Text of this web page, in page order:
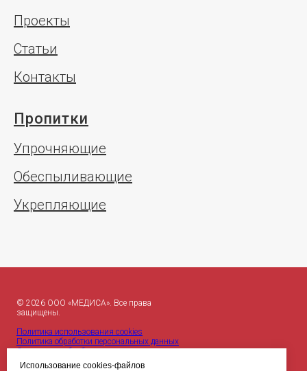
Использование cookies-файлов
Проекты
Статьи
Контакты
Пропитки
Упрочняющие
Обеспыливающие
Укрепляющие
© 2026 ООО «МЕДИСА». Все права
защищены.
Политика использования cookies
Политика обработки персональных данных
Согласие на обработку персональных данных